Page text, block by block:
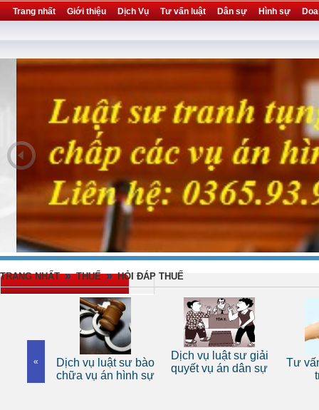
Trang nhất Giới thiệu Dịch Vụ Tư vấn luật Dân sự Hình sự
TRANG NHẤT » THUẾ » HỎI ĐÁP THUẾ
«
Dịch vụ luật sư bào
chữa vụ án hình sự
Dịch vụ luật sư giải
quyết vụ án dân sự
Tư